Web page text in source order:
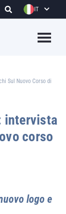
IT
Sul Nuovo Corso di
intervista
corso
logo e